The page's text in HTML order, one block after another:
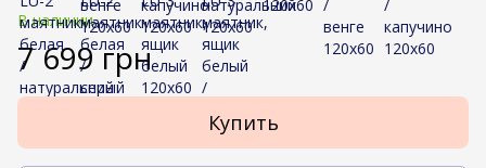
В наличии
7 699 грн
Купить